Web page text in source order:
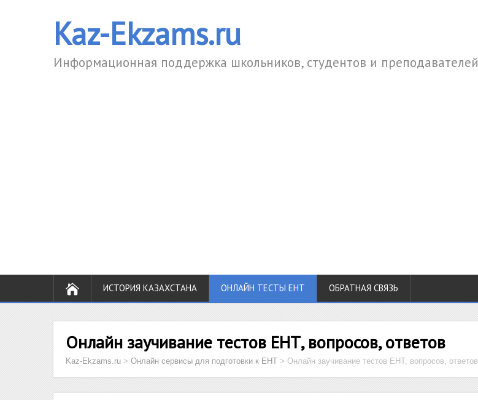
Kaz-Ekzams.ru
Информационная поддержка школьников, студентов и преподавателей
ИСТОРИЯ КАЗАХСТАНА ОНЛАЙН ТЕСТЫ ЕНТ ОБРАТНАЯ СВЯЗЬ
Онлайн заучивание тестов ЕНТ, вопросов, ответов
Kaz-Ekzams.ru > Онлайн сервисы для подготовки к ЕНТ > Онлайн заучивание тестов ЕНТ, вопросов, ответов